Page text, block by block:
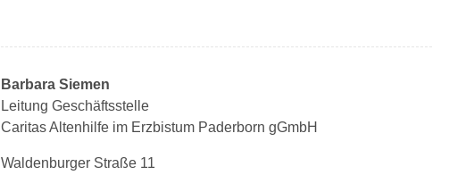
Barbara Siemen
Leitung Geschäftsstelle
Caritas Altenhilfe im Erzbistum Paderborn gGmbH
Waldenburger Straße 11